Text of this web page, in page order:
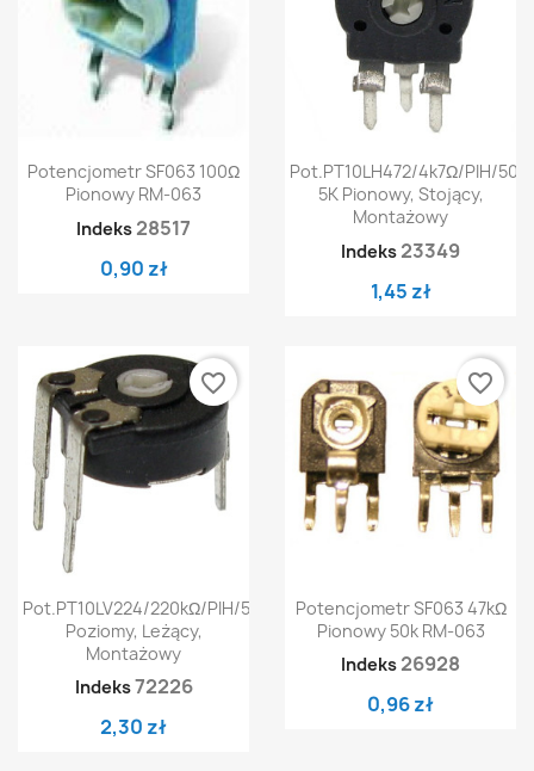
Potencjometr SF063 100Ω
Pionowy RM-063
Indeks 28517
0,90 zł
Pot.PT10LH472/4k7Ω/PIH/500
5K Pionowy, Stojący,
Montażowy
Indeks 23349
1,45 zł
Pot.PT10LV224/220kΩ/PIH/500
Poziomy, Leżący,
Montażowy
Indeks72226
2,30 zł
favorite_border
Potencjometr SF063 47kΩ
Pionowy 50k RM-063
Indeks 26928
0,96 zł
favorite_border